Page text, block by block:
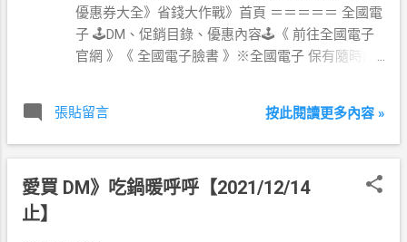
優惠券大全》省錢大作戰》首頁 ＝＝＝＝＝ 全國電
子 🕹DM、促銷目錄、優惠內容🕹《 前往全國電子
官網 》《 全國電子臉書 》※全國電子 保有隨時調
張貼留言 按此閱讀更多內容 »
愛買 DM》吃鍋暖呼呼【2021/12/14
止】